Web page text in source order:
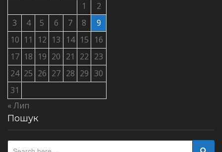
1
2
3
4 5 6 7 8
9
10 11 12 13 14 15
16
17 18 19 20 21 22 23
24 25 26 27 28 29 30
31
« Лип
Пошук